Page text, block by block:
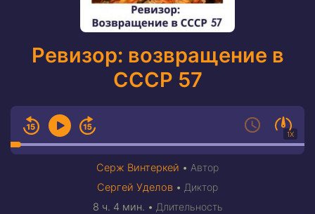
Ревизор: возвращение в
СССР 57
1X
Серж Винтеркей • Автор
Сергей Уделов • Диктор
8 ч. 4 мин. • Длительность